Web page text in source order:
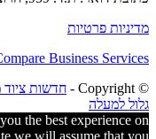
מדיניות פרטיות
Business Services
© ‫Copyright -
חדשות ציוד
גלול למעלה
the best experience on
we will assume that you